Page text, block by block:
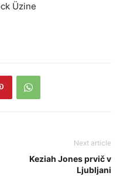
Üzine
Next article
Keziah Jones prvič v
Ljubljani